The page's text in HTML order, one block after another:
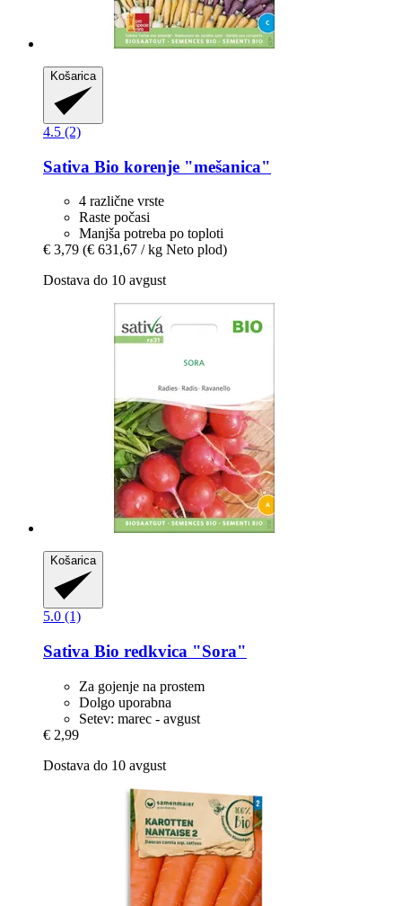
Košarica
4.5 (2)
Sativa Bio korenje "mešanica"
4 različne vrste
Raste počasi
Manjša potreba po toploti
€ 3,79 (€ 631,67 / kg Neto plod)
Dostava do 10 avgust
Košarica
5.0 (1)
Sativa Bio redkvica "Sora"
Za gojenje na prostem
Dolgo uporabna
Setev: marec - avgust
€ 2,99
Dostava do 10 avgust